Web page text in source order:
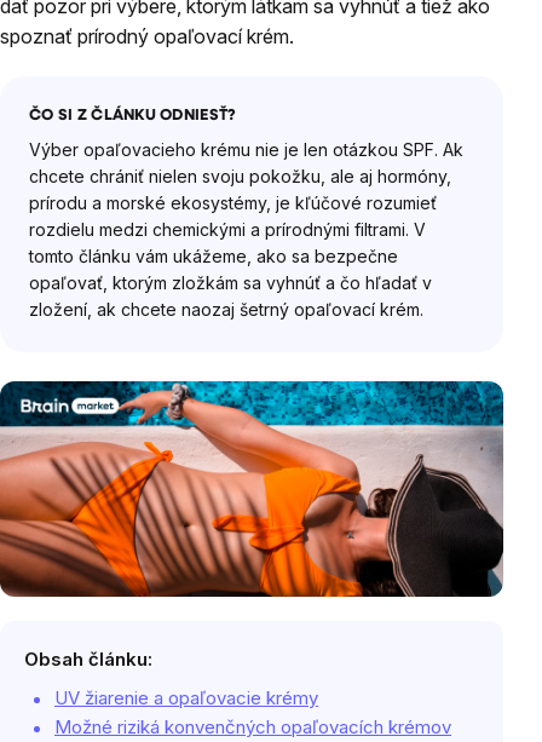
dať pozor pri výbere, ktorým látkam sa vyhnúť a tiež ako
spoznať prírodný opaľovací krém.
ČO SI Z ČLÁNKU ODNIESŤ?
Výber opaľovacieho krému nie je len otázkou SPF. Ak
chcete chrániť nielen svoju pokožku, ale aj hormóny,
prírodu a morské ekosystémy, je kľúčové rozumieť
rozdielu medzi chemickými a prírodnými filtrami. V
tomto článku vám ukážeme, ako sa bezpečne
opaľovať, ktorým zložkám sa vyhnúť a čo hľadať v
zložení, ak chcete naozaj šetrný opaľovací krém.
Obsah článku:
UV žiarenie a opaľovacie krémy
Možné riziká konvenčných opaľovacích krémov